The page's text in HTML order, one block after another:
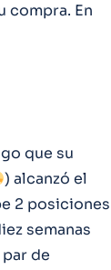
compra. En
que su
) alcanzó el
2 posiciones
semanas
de